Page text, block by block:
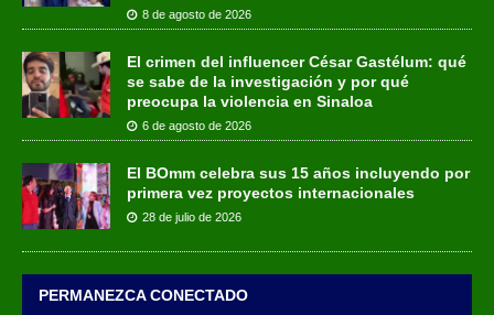
8 de agosto de 2026
El crimen del influencer César Gastélum: qué
se sabe de la investigación y por qué
preocupa la violencia en Sinaloa
6 de agosto de 2026
El BOmm celebra sus 15 años incluyendo por
primera vez proyectos internacionales
28 de julio de 2026
PERMANEZCA CONECTADO